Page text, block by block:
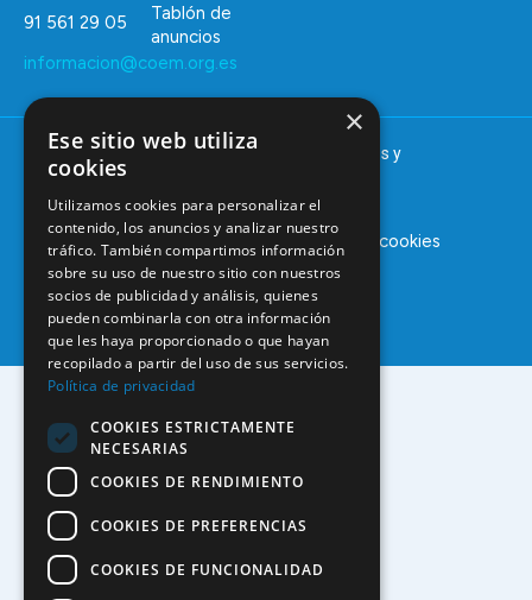
91 561 29 05
informacion@coem.org.es
Tablón de
anuncios
© 2025 – COEM – Colegio Oficial de Odontólogos y
Estomatólogos de la I región
Aviso legal Política de privacidad Política de cookies
×
Ese sitio web utiliza
cookies
Utilizamos cookies para personalizar el
contenido, los anuncios y analizar nuestro
tráfico. También compartimos información
sobre su uso de nuestro sitio con nuestros
socios de publicidad y análisis, quienes
pueden combinarla con otra información
que les haya proporcionado o que hayan
recopilado a partir del uso de sus servicios.
Política de privacidad
COOKIES ESTRICTAMENTE
NECESARIAS
COOKIES DE RENDIMIENTO
COOKIES DE PREFERENCIAS
COOKIES DE FUNCIONALIDAD